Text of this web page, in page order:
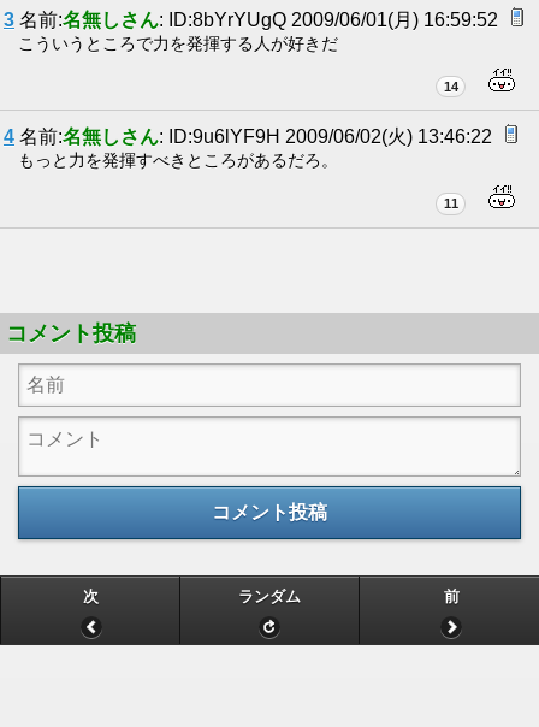
3 名前:名無しさん: ID:8bYrYUgQ 2009/06/01(月) 16:59:52
こういうところで力を発揮する人が好きだ
14
4 名前:名無しさん: ID:9u6lYF9H 2009/06/02(火) 13:46:22
もっと力を発揮すべきところがあるだろ。
11
コメント投稿
コメント投稿
次 ランダム 前